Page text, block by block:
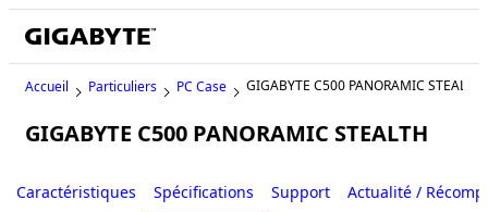
Accueil Particuliers PC Case GIGABYTE C500 PANORAMIC STEALTH
GIGABYTE C500 PANORAMIC STEALTH
Caractéristiques Spécifications Support Actualité /